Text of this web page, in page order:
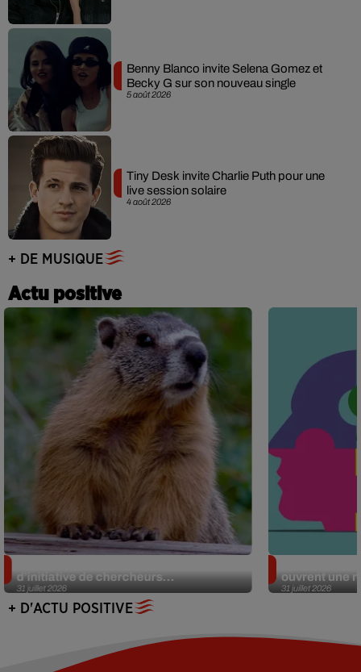
5 août 2026
Benny Blanco invite Selena Gomez et
Becky G sur son nouveau single
4 août 2026
Tiny Desk invite Charlie Puth pour une
live session solaire
+ DE MUSIQUE
Actu positive
31 juillet 2026
d’initiative de chercheurs...
31 juillet 2026
ouvrent une
+ D'ACTU POSITIVE